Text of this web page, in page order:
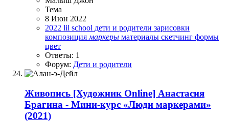
Тема
8 Июн 2022
2022 lil school дети и родители зарисовки
композиция маркеры материалы скетчинг формы
цвет
Ответы: 1
Форум: Дети и родители
Живопись [Художник Online] Анастасия
Брагина - Мини-курс «Люди маркерами»
(2021)